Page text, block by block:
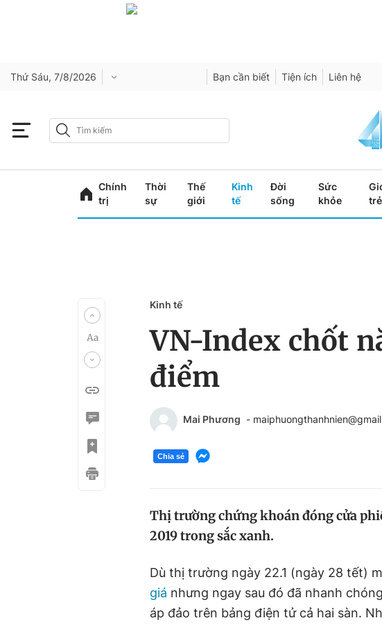
Thứ Sáu, 7/8/2026 Bạn cần biết Tiện ích Liên hệ
Chính
trị
Thời
sự
Thế
giới
Kinh
tế
Đời
sống
Sức
khỏe
trẻ
Kinh tế
VN-Index chốt
điểm
Mai Phương -
Chia sẻ
Thị trường chứng khoán đóng cửa
2019 trong sắc xanh.
Dù thị trường ngày 22.1 (ngày 28 tết)
giá nhưng ngay sau đó đã nhanh
áp đảo trên bảng điện tử cả hai sàn.